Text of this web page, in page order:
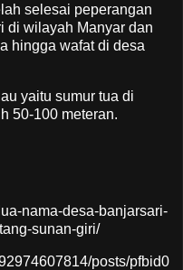
selesai peperangan
di wilayah Manyar dan
hingga wafat di desa
yaitu sumur tua di
50-100 meteran.
nama-desa-banjarsari-
sunan-giri/
posts/pfbid0